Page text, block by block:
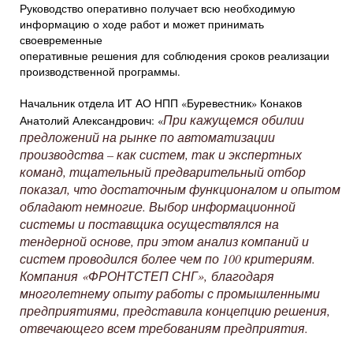
Руководство оперативно получает всю необходимую
информацию о ходе работ и может принимать
своевременные
оперативные решения для соблюдения сроков реализации
производственной программы.
Начальник отдела ИТ АО НПП «Буревестник» Конаков
Анатолий Александрович: «При кажущемся обилии
предложений на рынке по автоматизации
производства – как систем, так и экспертных
команд, тщательный предварительный отбор
показал, что достаточным функционалом и опытом
обладают немногие. Выбор информационной
системы и поставщика осуществлялся на
тендерной основе, при этом анализ компаний и
систем проводился более чем по 100 критериям.
Компания «ФРОНТСТЕП СНГ», благодаря
многолетнему опыту работы с промышленными
предприятиями, представила концепцию решения,
отвечающего всем требованиям предприятия.